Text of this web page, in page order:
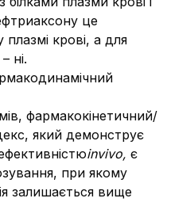
це
плазмі крові, а для
ні.
фармакокінетичний/
який демонструє
invivo, є
при якому
залишається вище